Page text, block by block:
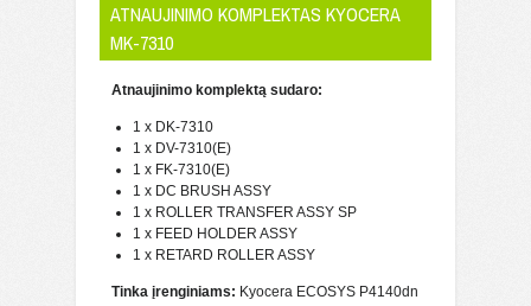
ATNAUJINIMO KOMPLEKTAS KYOCERA
MK-7310
Atnaujinimo komplektą sudaro:
1 x DK-7310
1 x DV-7310(E)
1 x FK-7310(E)
1 x DC BRUSH ASSY
1 x ROLLER TRANSFER ASSY SP
1 x FEED HOLDER ASSY
1 x RETARD ROLLER ASSY
Tinka įrenginiams: Kyocera ECOSYS P4140dn